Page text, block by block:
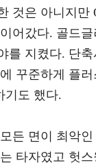
것은 아니지만
어갔다. 골드
를 지켰다. 단
꾸준하게 플
기도 했다.
든 면이 최악
타자였고 헛